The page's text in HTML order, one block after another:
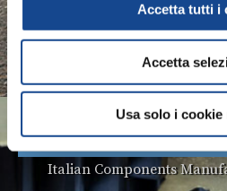
Accetta tutti i
Accetta
Usa solo i cookie
Italian Tractors
Italian Components